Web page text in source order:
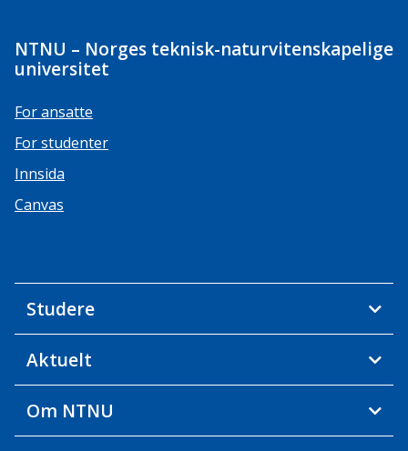
NTNU – Norges teknisk-naturvitenskapelige
universitet
For ansatte
For studenter
Innsida
Canvas
Studere
Aktuelt
Om NTNU